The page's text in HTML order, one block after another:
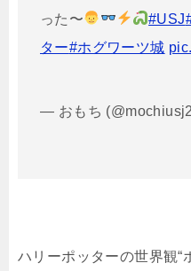
った〜
#USJ
ター#ホグワーツ城
— おもち
ハリーポッターの世界観“